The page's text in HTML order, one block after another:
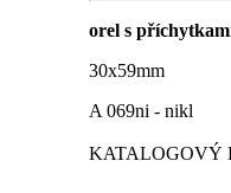
orel s
30x59mm
A 069ni - nikl
KATALOGOVÝ